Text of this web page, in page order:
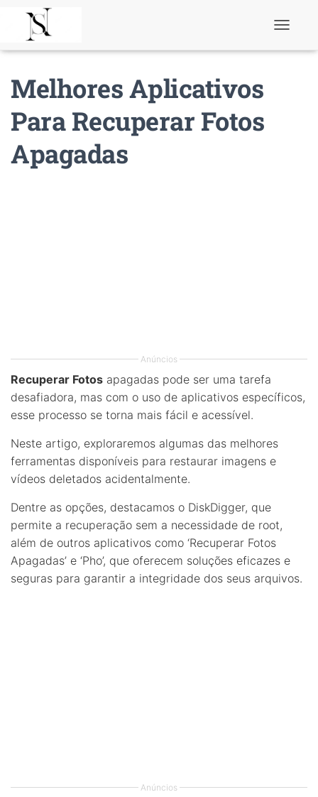
Melhores Aplicativos
Para Recuperar Fotos
Apagadas
Anúncios
Recuperar Fotos apagadas pode ser uma tarefa
desafiadora, mas com o uso de aplicativos específicos,
esse processo se torna mais fácil e acessível.
Neste artigo, exploraremos algumas das melhores
ferramentas disponíveis para restaurar imagens e
vídeos deletados acidentalmente.
Dentre as opções, destacamos o DiskDigger, que
permite a recuperação sem a necessidade de root,
além de outros aplicativos como ‘Recuperar Fotos
Apagadas’ e ‘Pho’, que oferecem soluções eficazes e
seguras para garantir a integridade dos seus arquivos.
Anúncios